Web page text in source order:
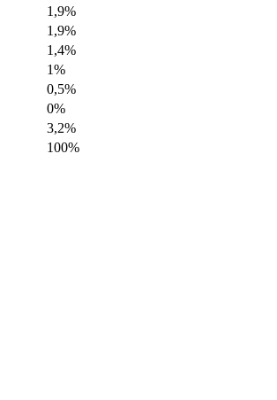
1,9%
1,9%
1,4%
1%
0,5%
0%
3,2%
100%